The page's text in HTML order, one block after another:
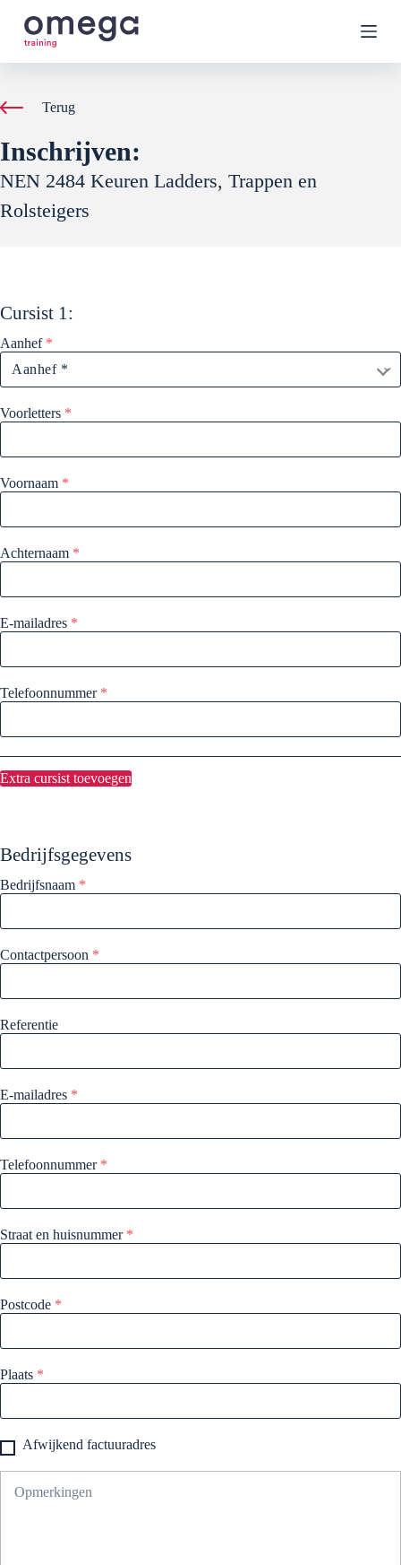
G
a
d
i
n
h
u
Terug
Inschrijven:
NEN 2484 Keuren Ladders, Trappen en
Rolsteigers
Cursist 1:
Aanhef *
Voorletters *
Voornaam *
Achternaam *
E-mailadres *
Telefoonnummer *
Extra cursist toevoegen
Bedrijfsgegevens
Bedrijfsnaam *
Contactpersoon *
Referentie
E-mailadres *
Telefoonnummer *
Straat en huisnummer *
Postcode *
Plaats *
Afwijkend factuuradres